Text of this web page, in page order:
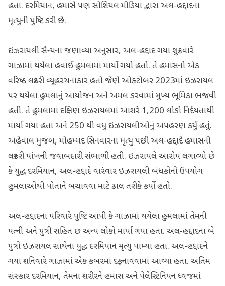
હતા. દરમિયાન, હમાસે પણ સોશિયલ મીડિયા દ્વારા અલ-હદ્દાદના
મૃત્યુની પુષ્ટિ કરી છે.
ઇઝરાયલી સૈન્યના જણાવ્યા અનુસાર, અલ-હદ્દાદ ગયા શુક્રવારે
ગાઝામાં થયેલા હવાઈ હુમલામાં માર્યો ગયો હતો. તે હમાસનો એક
વરિષ્ઠ લશ્કરી વ્યૂહરચનાકાર હતો જેણે ઓક્ટોબર 2023માં ઇઝરાયલ
પર થયેલા હુમલાનું આયોજન અને અમલ કરવામાં મુખ્ય ભૂમિકા ભજવી
હતી. તે હુમલામાં દક્ષિણ ઇઝરાયલમાં આશરે 1,200 લોકો નિર્દયતાથી
માર્યા ગયા હતા અને 250 થી વધુ ઇઝરાયલીઓનું અપહરણ કર્યું હતું.
અહેવાલ મુજબ, મોહમ્મદ સિનવારના મૃત્યુ પછી અલ-હદ્દાદે હમાસની
લશ્કરી પાંખની જવાબદારી સંભાળી હતી. ઇઝરાયલે આરોપ લગાવ્યો છે
કે યુદ્ધ દરમિયાન, અલ-હદ્દાદે વારંવાર ઇઝરાયલી બંધકોનો ઉપયોગ
હુમલાઓથી પોતાને બચાવવા માટે ઢાલ તરીકે કર્યો હતો.
અલ-હદ્દાદના પરિવારે પુષ્ટિ આપી કે ગાઝામાં થયેલા હુમલામાં તેમની
પત્ની અને પુત્રી સહિત છ અન્ય લોકો માર્યા ગયા હતા. અલ-હદ્દાદના બે
પુત્રો ઇઝરાયલ સાથેના યુદ્ધ દરમિયાન મૃત્યુ પામ્યા હતા. અલ-હદ્દાદને
ગયા શનિવારે ગાઝામાં એક કબરમાં દફનાવવામાં આવ્યા હતા. અંતિમ
સંસ્કાર દરમિયાન, તેમના શરીરને હમાસ અને પેલેસ્ટિનિયન ધ્વજમાં